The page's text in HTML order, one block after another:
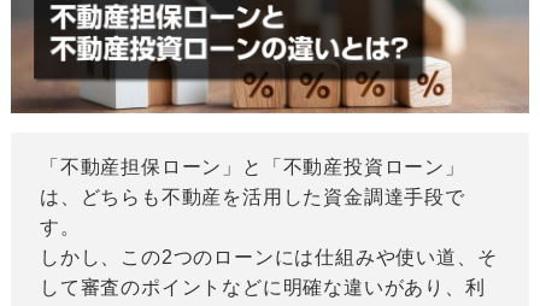
「不動産担保ローン」と「不動産投資ローン」
は、どちらも不動産を活用した資金調達手段で
す。
しかし、この2つのローンには仕組みや使い道、そ
して審査のポイントなどに明確な違いがあり、利